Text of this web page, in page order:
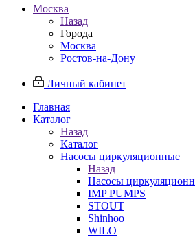
Москва
Назад
Города
Москва
Ростов-на-Дону
Личный кабинет
Главная
Каталог
Назад
Каталог
Насосы циркуляционные
Назад
Насосы
IMP PUMPS
STOUT
Shinhoo
WILO